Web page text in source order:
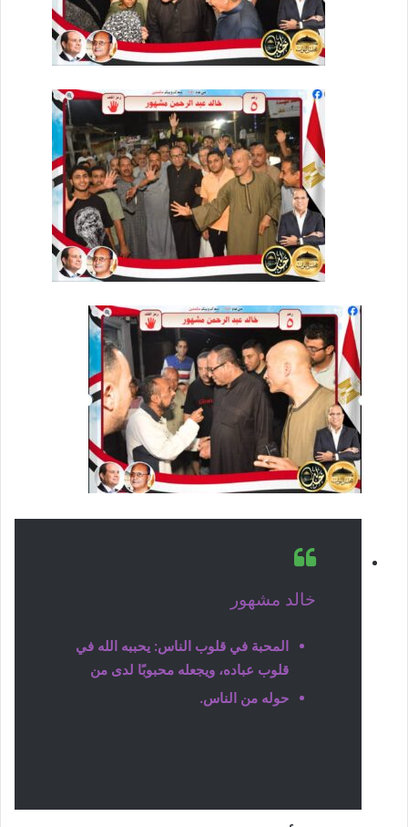
خالد مشهور
المحبة في قلوب الناس: يحببه الله في
قلوب عباده، ويجعله محبوبًا لدى من
حوله من الناس.